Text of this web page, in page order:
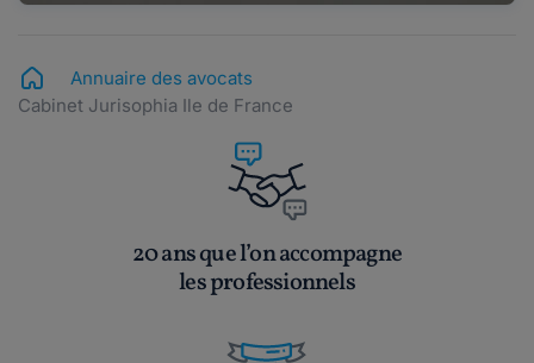
Annuaire des avocats
Cabinet Jurisophia Ile de France
20 ans que l’on accompagne
les professionnels